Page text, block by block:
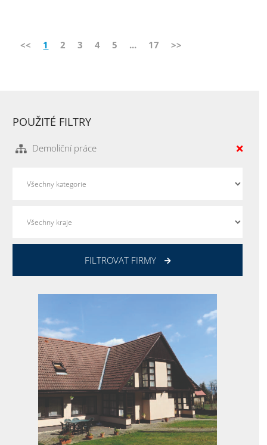
<< 1 2 3 4 5 ... 17 >>
POUŽITÉ FILTRY
Demoliční práce
FILTROVAT FIRMY